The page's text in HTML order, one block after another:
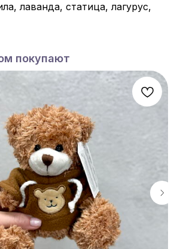
лаванда, статица, лагурус,
покупают